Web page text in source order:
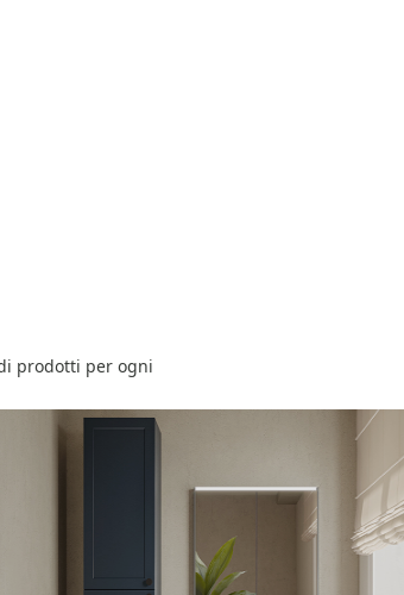
prodotti per ogni